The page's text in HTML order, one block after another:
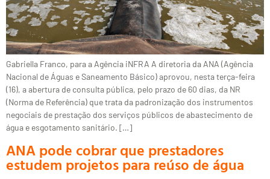
Gabriella Franco, para a Agência iNFRA A diretoria da ANA (Agência
Nacional de Águas e Saneamento Básico) aprovou, nesta terça-feira
(16), a abertura de consulta pública, pelo prazo de 60 dias, da NR
(Norma de Referência) que trata da padronização dos instrumentos
negociais de prestação dos serviços públicos de abastecimento de
água e esgotamento sanitário. […]
ANA pode cobrar que prestadores
estudem projetos para reúso de água